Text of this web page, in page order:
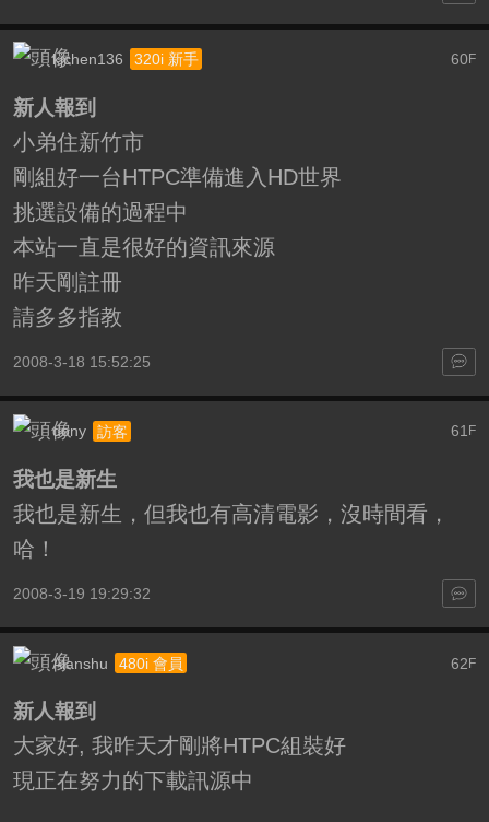
60F
kjchen136 320i 新手
新人報到
小弟住新竹市
剛組好一台HTPC準備進入HD世界
挑選設備的過程中
本站一直是很好的資訊來源
昨天剛註冊
請多多指教
2008-3-18 15:52:25
61 F
dony 訪客
我也是新生
我也是新生，但我也有高清電影，沒時間看，
哈！
2008-3-19 19:29:32
62F
Alanshu 480i 會員
新人報到
大家好, 我昨天才剛將HTPC組裝好
現正在努力的下載訊源中